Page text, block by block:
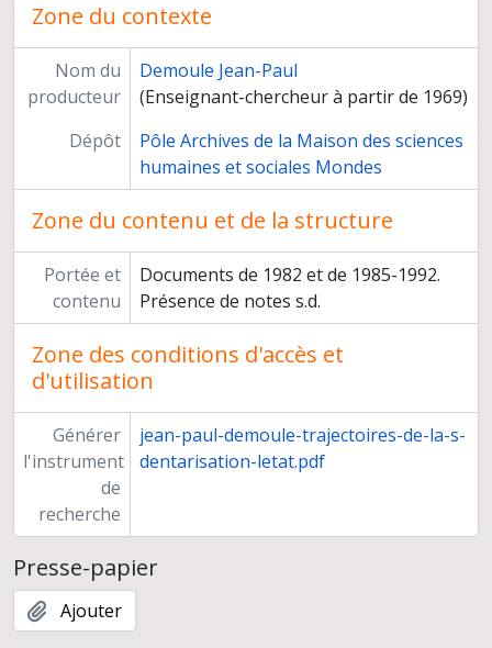
Zone du contexte
Nom du
producteur
Demoule Jean-Paul
(Enseignant-chercheur à partir de 1969)
Dépôt
Pôle Archives de la Maison des sciences
humaines et sociales Mondes
Zone du contenu et de la structure
Portée et
contenu
Documents de 1982 et de 1985-1992.
Présence de notes s.d.
Zone des conditions d'accès et
d'utilisation
Générer
l'instrument
de
recherche
jean-paul-demoule-trajectoires-de-la-s-
dentarisation-letat.pdf
Presse-papier
Ajouter